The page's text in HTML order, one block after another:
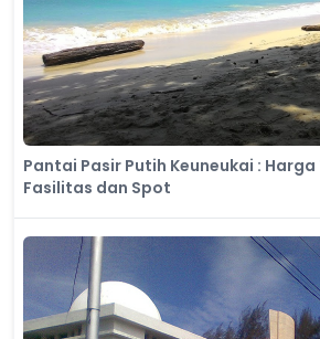
Pantai Pasir Putih Keuneukai :
Fasilitas dan Spot